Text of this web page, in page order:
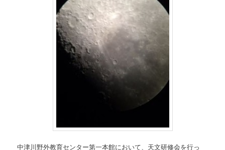
中津川野外教育センター第一本館において、天文研修会を行っ